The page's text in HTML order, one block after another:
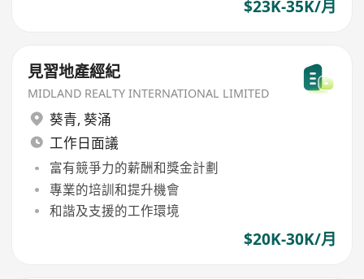
$23K-35K/月
見習地產經紀
MIDLAND REALTY INTERNATIONAL LIMITED
葵青, 葵涌
工作日面議
富有競爭力的薪酬和獎金計劃
專業的培訓和提升機會
和諧及支援的工作環境
$20K-30K/月